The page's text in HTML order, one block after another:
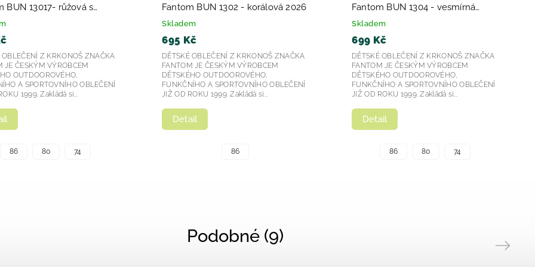
BUN 13017- růžová s
potiskem - srdíčka 2026
OBLEČENÍ Z KRKONOŠ ZNAČKA
JE ČESKÝM VÝROBCEM
OUTDOOROVÉHO,
A SPORTOVNÍHO OBLEČENÍ
1999. Zakládá si...
86 80 74
Fantom BUN 1302 - korálová 2026
Skladem
695 Kč
Detail
DĚTSKÉ OBLEČENÍ Z KRKONOŠ ZNAČKA
FANTOM JE ČESKÝM VÝROBCEM
DĚTSKÉHO OUTDOOROVÉHO,
FUNKČNÍHO A SPORTOVNÍHO OBLEČENÍ
JIŽ OD ROKU 1999. Zakládá si...
86
Fantom BUN 1304 - vesmírná
2026
Skladem
699 Kč
Detail
DĚTSKÉ OBLEČENÍ Z KRKONOŠ ZNAČKA
FANTOM JE ČESKÝM VÝROBCEM
DĚTSKÉHO OUTDOOROVÉHO,
FUNKČNÍHO A SPORTOVNÍHO OBLEČENÍ
JIŽ OD ROKU 1999. Zakládá si...
86 80 74
Podobné (9) Next